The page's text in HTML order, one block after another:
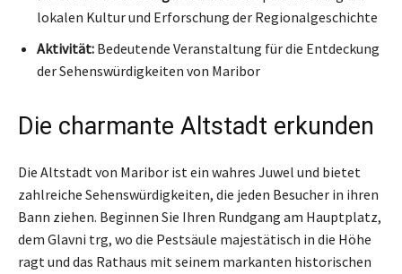
lokalen Kultur und Erforschung der Regionalgeschichte
Aktivität: Bedeutende Veranstaltung für die Entdeckung
der Sehenswürdigkeiten von Maribor
Die charmante Altstadt erkunden
Die Altstadt von Maribor ist ein wahres Juwel und bietet
zahlreiche Sehenswürdigkeiten, die jeden Besucher in ihren
Bann ziehen. Beginnen Sie Ihren Rundgang am Hauptplatz,
dem Glavni trg, wo die Pestsäule majestätisch in die Höhe
ragt und das Rathaus mit seinem markanten historischen